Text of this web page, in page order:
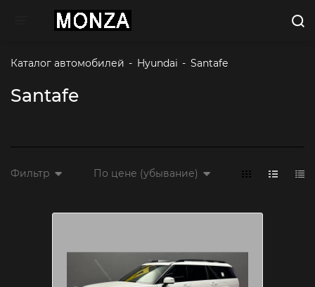
Toggle navigation
Каталог автомобилей - Hyundai - Santafe
Santafe
Фильтр По цене (убывание)